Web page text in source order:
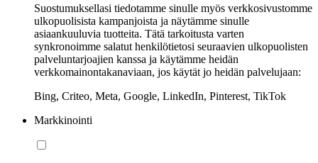
Suostumuksellasi tiedotamme sinulle myös verkkosivustomme
ulkopuolisista kampanjoista ja näytämme sinulle
asiaankuuluvia tuotteita. Tätä tarkoitusta varten
synkronoimme salatut henkilötietosi seuraavien ulkopuolisten
palveluntarjoajien kanssa ja käytämme heidän
verkkomainontakanaviaan, jos käytät jo heidän palvelujaan:
Bing, Criteo, Meta, Google, LinkedIn, Pinterest, TikTok
Markkinointi